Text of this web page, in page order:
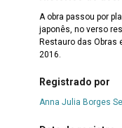
A obra passou por
japonês, no verso
Restauro das Obras
2016.
Registrado por
Anna Julia Borges